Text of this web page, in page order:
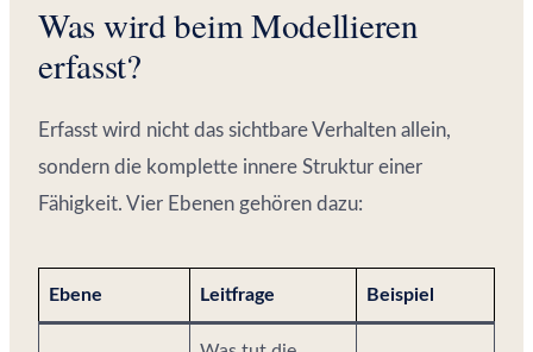
Was wird beim Modellieren
erfasst?
Erfasst wird nicht das sichtbare Verhalten allein,
sondern die komplette innere Struktur einer
Fähigkeit. Vier Ebenen gehören dazu:
Ebene Leitfrage Beispiel